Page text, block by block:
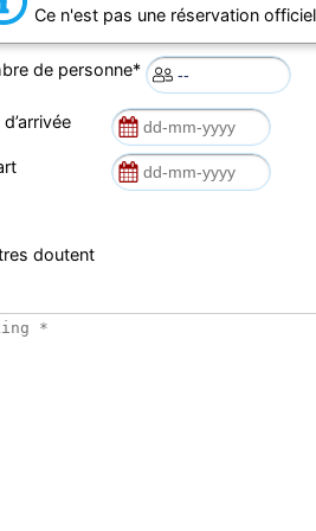
Ce n'est pas une réservation
de personne*
doutent